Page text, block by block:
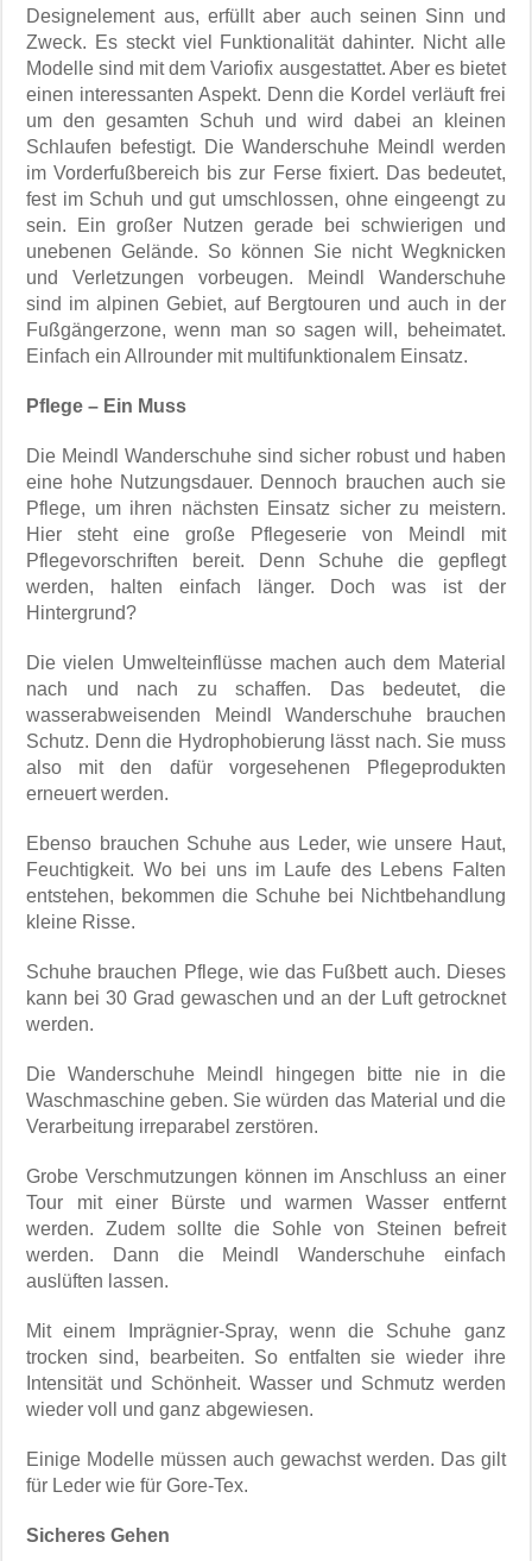
Designelement aus, erfüllt aber auch seinen Sinn und
Zweck. Es steckt viel Funktionalität dahinter. Nicht alle
Modelle sind mit dem Variofix ausgestattet. Aber es bietet
einen interessanten Aspekt. Denn die Kordel verläuft frei
um den gesamten Schuh und wird dabei an kleinen
Schlaufen befestigt. Die Wanderschuhe Meindl werden
im Vorderfußbereich bis zur Ferse fixiert. Das bedeutet,
fest im Schuh und gut umschlossen, ohne eingeengt zu
sein. Ein großer Nutzen gerade bei schwierigen und
unebenen Gelände. So können Sie nicht Wegknicken
und Verletzungen vorbeugen. Meindl Wanderschuhe
sind im alpinen Gebiet, auf Bergtouren und auch in der
Fußgängerzone, wenn man so sagen will, beheimatet.
Einfach ein Allrounder mit multifunktionalem Einsatz.
Pflege – Ein Muss
Die Meindl Wanderschuhe sind sicher robust und haben
eine hohe Nutzungsdauer. Dennoch brauchen auch sie
Pflege, um ihren nächsten Einsatz sicher zu meistern.
Hier steht eine große Pflegeserie von Meindl mit
Pflegevorschriften bereit. Denn Schuhe die gepflegt
werden, halten einfach länger. Doch was ist der
Hintergrund?
Die vielen Umwelteinflüsse machen auch dem Material
nach und nach zu schaffen. Das bedeutet, die
wasserabweisenden Meindl Wanderschuhe brauchen
Schutz. Denn die Hydrophobierung lässt nach. Sie muss
also mit den dafür vorgesehenen Pflegeprodukten
erneuert werden.
Ebenso brauchen Schuhe aus Leder, wie unsere Haut,
Feuchtigkeit. Wo bei uns im Laufe des Lebens Falten
entstehen, bekommen die Schuhe bei Nichtbehandlung
kleine Risse.
Schuhe brauchen Pflege, wie das Fußbett auch. Dieses
kann bei 30 Grad gewaschen und an der Luft getrocknet
werden.
Die Wanderschuhe Meindl hingegen bitte nie in die
Waschmaschine geben. Sie würden das Material und die
Verarbeitung irreparabel zerstören.
Grobe Verschmutzungen können im Anschluss an einer
Tour mit einer Bürste und warmen Wasser entfernt
werden. Zudem sollte die Sohle von Steinen befreit
werden. Dann die Meindl Wanderschuhe einfach
auslüften lassen.
Mit einem Imprägnier-Spray, wenn die Schuhe ganz
trocken sind, bearbeiten. So entfalten sie wieder ihre
Intensität und Schönheit. Wasser und Schmutz werden
wieder voll und ganz abgewiesen.
Einige Modelle müssen auch gewachst werden. Das gilt
für Leder wie für Gore-Tex.
Sicheres Gehen